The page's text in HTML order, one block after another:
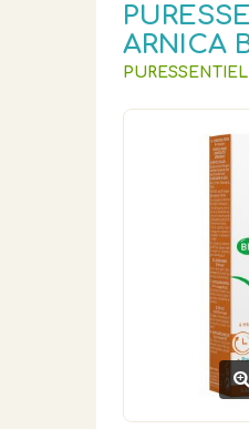
ARNICA
PURESSENTIEL